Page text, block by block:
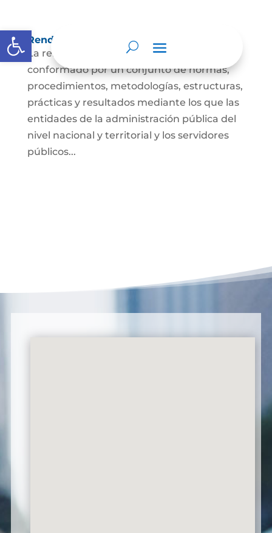
Abrir barra de herramientas
Rendición de cuentas
La rendición de cuentas es el proceso
conformado por un conjunto de normas,
procedimientos, metodologías, estructuras,
prácticas y resultados mediante los que las
entidades de la administración pública del
nivel nacional y territorial y los servidores
públicos...